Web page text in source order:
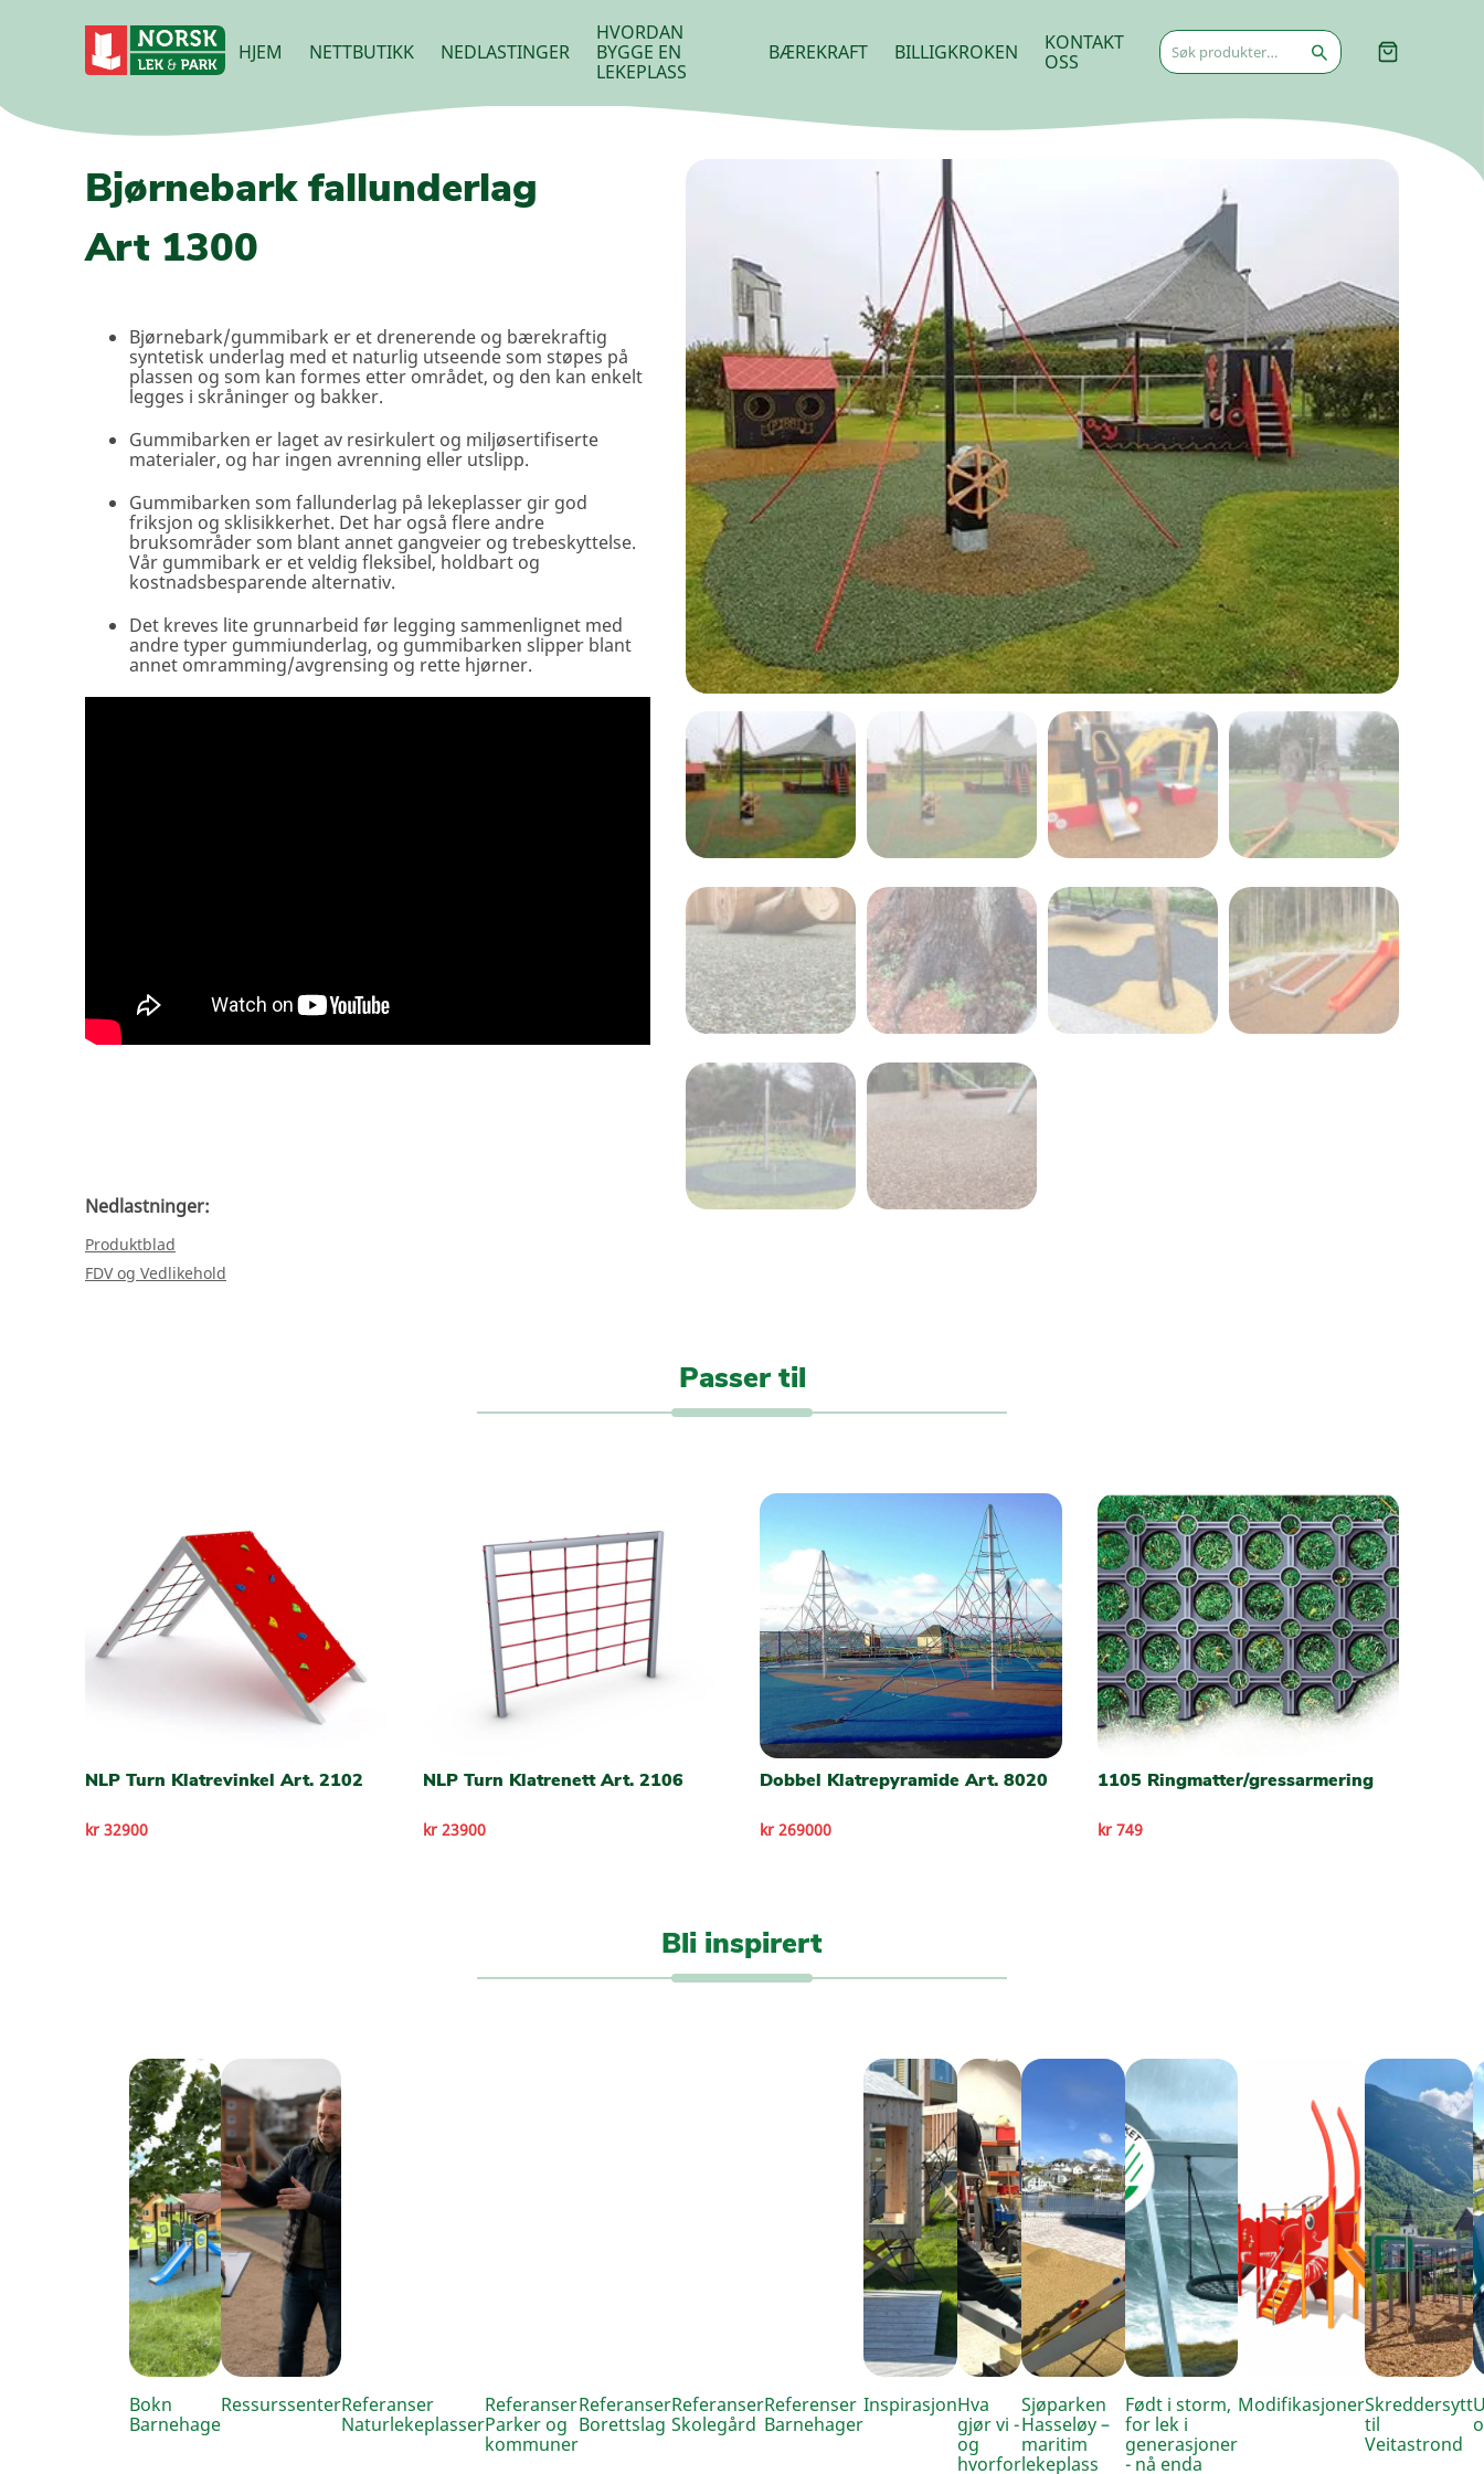
HJEM NETTBUTIKK NEDLASTINGER
HVORDAN
BYGGE EN
LEKEPLASS
BÆREKRAFT BILLIGKROKEN
KONTAKT
OSS
Søk
etter:
Bjørnebark fallunderlag
Art 1300
Bjørnebark/gummibark er et drenerende og bærekraftig
syntetisk underlag med et naturlig utseende som støpes på
plassen og som kan formes etter området, og den kan enkelt
legges i skråninger og bakker.
Gummibarken er laget av resirkulert og miljøsertifiserte
materialer, og har ingen avrenning eller utslipp.
Gummibarken som fallunderlag på lekeplasser gir god
friksjon og sklisikkerhet. Det har også flere andre
bruksområder som blant annet gangveier og trebeskyttelse.
Vår gummibark er et veldig fleksibel, holdbart og
kostnadsbesparende alternativ.
Det kreves lite grunnarbeid før legging sammenlignet med
andre typer gummiunderlag, og gummibarken slipper blant
annet omramming/avgrensing og rette hjørner.
Nedlastninger:
Produktblad
FDV og Vedlikehold
Passer til
NLP Turn Klatrevinkel Art. 2102
kr 32900
NLP Turn Klatrenett Art. 2106
kr 23900
Dobbel Klatrepyramide Art. 8020
kr 269000
1105 Ringmatter/gressarmering
kr 749
Bli inspirert
Bokn
Barnehage
RessurssenterReferanser
Naturlekeplasser
Referanser
Parker og
kommuner
Referanser
Borettslag
Referanser
Skolegård
Referenser
Barnehager
InspirasjonHva
gjør vi -
og
hvorfor
Sjøparken
Hasseløy –
maritim
lekeplass
Født i storm,
for lek i
generasjoner
- nå enda
ModifikasjonerSkreddersytt
til
Veitastrond